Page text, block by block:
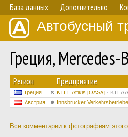
База данных Дополнительно
Автобусный
Греция,
Регион Предприятие
Греция KΤΕL Αttikis [OASA] ΚΤΕΛ
Австрия Innsbrucker
Все комментарии к фотографиям